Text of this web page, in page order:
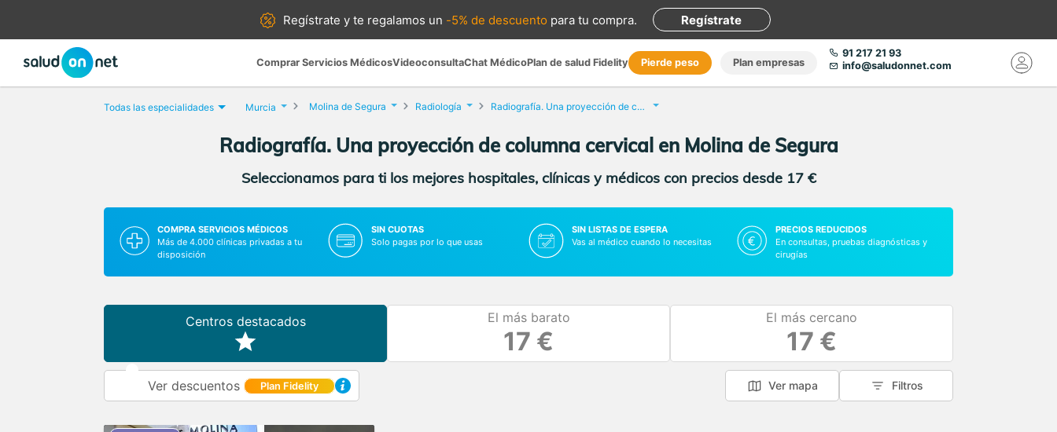
Regístrate yte regalamos un -5% de descuento para tu compra. Regístrate
Comprar Servicios MédicosVideoconsultaChat MédicoPlan de salud Fidelity Pierde peso Plan empresas
91 217 21 93
info@saludonnet.com
Todas las especialidades Murcia Molina de Segura Radiología Radiografía. Una proyección de columna cervical
Radiografía. Una proyección de columna cervical en Molina de Segura
Seleccionamos para ti los mejores hospitales, clínicas y médicos con precios desde 17 €
COMPRA SERVICIOS MÉDICOS
Más de 4.000 clínicas privadas a tu
disposición
SIN CUOTAS
Solo pagas por lo que usas
SIN LISTAS DE ESPERA
Vas al médico cuando lo necesitas
PRECIOS REDUCIDOS
En consultas, pruebas diagnósticas y
cirugías
Centros destacados El más barato
17 €
El más cercano
17 €
Ver descuentos Plan Fidelity Ver mapa Filtros